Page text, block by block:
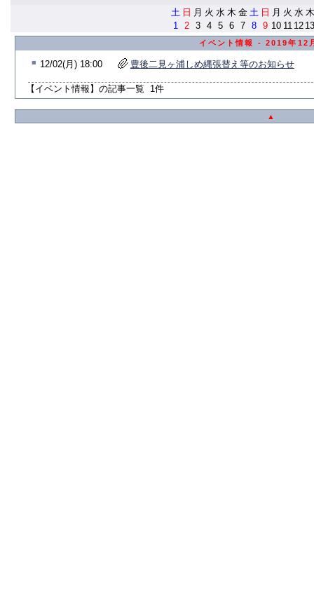
土 日 月 火 水 木 金 土 日 月 火 水 木
1
2 3 4 5 6 7 8 9 10 11 12 13
イベント情報 - 2019年12
■ 12/02(月) 18:00 豊後二見ヶ浦しめ縄張替え等のお知らせ
【イベント情報】の記事一覧 1件
▲